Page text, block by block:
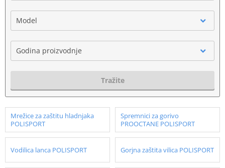
Model
Godina proizvodnje
Tražite
Mrežice za zaštitu hladnjaka
POLISPORT
Spremnici za gorivo
PROOCTANE POLISPORT
Vodilica lanca POLISPORT Gorjna zaštita vilica POLISPORT